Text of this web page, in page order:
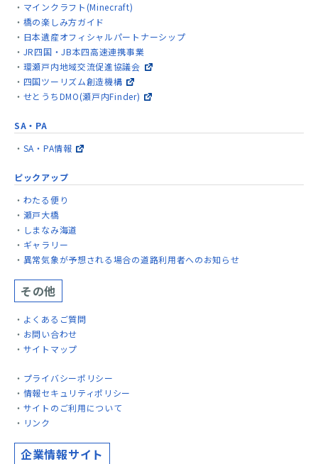
マインクラフト(Minecraft)
橋の楽しみ方ガイド
日本遺産オフィシャルパートナーシップ
JR四国・JB本四高速連携事業
環瀬戸内地域交流促進協議会
四国ツーリズム創造機構
せとうちDMO(瀬戸内Finder)
SA・PA
SA・PA情報
ピックアップ
わたる便り
瀬戸大橋
しまなみ海道
ギャラリー
異常気象が予想される場合の道路利用者へのお知らせ
その他
よくあるご質問
お問い合わせ
サイトマップ
プライバシーポリシー
情報セキュリティポリシー
サイトのご利用について
リンク
企業情報サイト